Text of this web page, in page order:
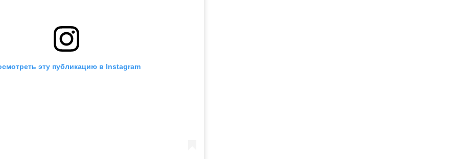
эту публикацию в Instagram